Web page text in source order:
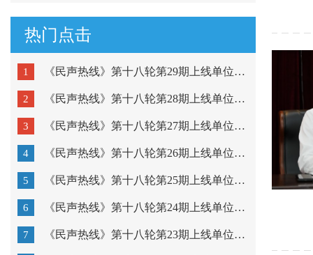
热门点击
1 《民声热线》第十八轮第29期上线单位：市公安局潮阳分局...
2 《民声热线》第十八轮第28期上线单位：市公安局金平分局...
3 《民声热线》第十八轮第27期上线单位：澄海区教育局、濠...
4 《民声热线》第十八轮第26期上线单位：潮阳区教育局、潮...
5 《民声热线》第十八轮第25期上线单位：金平区教育局、龙...
6 《民声热线》第十八轮第24期上线单位：市疾病预防控制中...
7 《民声热线》第十八轮第23期上线单位：粤东技师学院、汕...